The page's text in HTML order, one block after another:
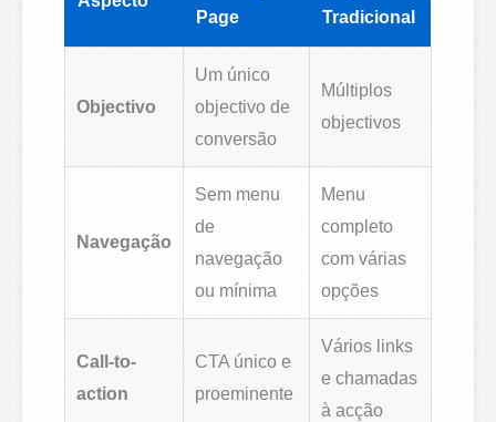
Page
Tradicional
Objectivo
Um único
objectivo de
conversão
Múltiplos
objectivos
Navegação
Sem menu
de
navegação
ou mínima
Menu
completo
com várias
opções
Call-to-
action
CTA único e
proeminente
Vários links
e chamadas
à acção